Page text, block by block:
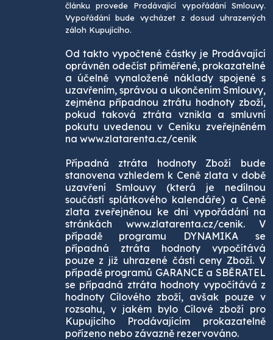
článku provede Prodávající vypořádání Smlouvy.
Vypořádání bude vycházet z dosud uhrazených
záloh Kupujícího.
Od takto vypočtené částky je Prodávající
oprávněn odečíst přiměřené, prokazatelné
a účelně vynaložené náklady spojené s
uzavřením, správou a ukončením Smlouvy,
zejména případnou ztrátu hodnoty zboží,
pokud taková ztráta vznikla a smluvní
pokutu uvedenou v Ceníku zveřejněném
na www.zlatarenta.cz/cenik
Případná ztráta hodnoty Zboží bude
stanovena vzhledem k Ceně zlata v době
uzavření Smlouvy (která je nedílnou
součástí splátkového kalendáře) a Ceně
zlata zveřejněnou ke dni vypořádání na
stránkách www.zlatarenta.cz/cenik. V
případě programu DYNAMIKA se
případná ztráta hodnoty vypočítává
pouze z již uhrazené části ceny Zboží. V
případě programů GARANCE a SBĚRATEL
se případná ztráta hodnoty vypočítává z
hodnoty Cílového zboží, avšak pouze v
rozsahu, v jakém bylo Cílové zboží pro
Kupujícího Prodávajícím prokazatelně
pořízeno nebo závazně rezervováno.